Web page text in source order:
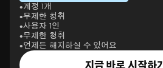
계정 1개
무제한 청취
사용자 1인
무제한 청취
언제든 해지하실 수 있어요
지금 바로 시작하기